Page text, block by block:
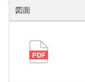
図面